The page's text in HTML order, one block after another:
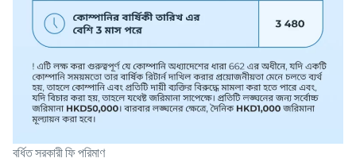
বর্ধিত সরকারী ফি পরিমাণ